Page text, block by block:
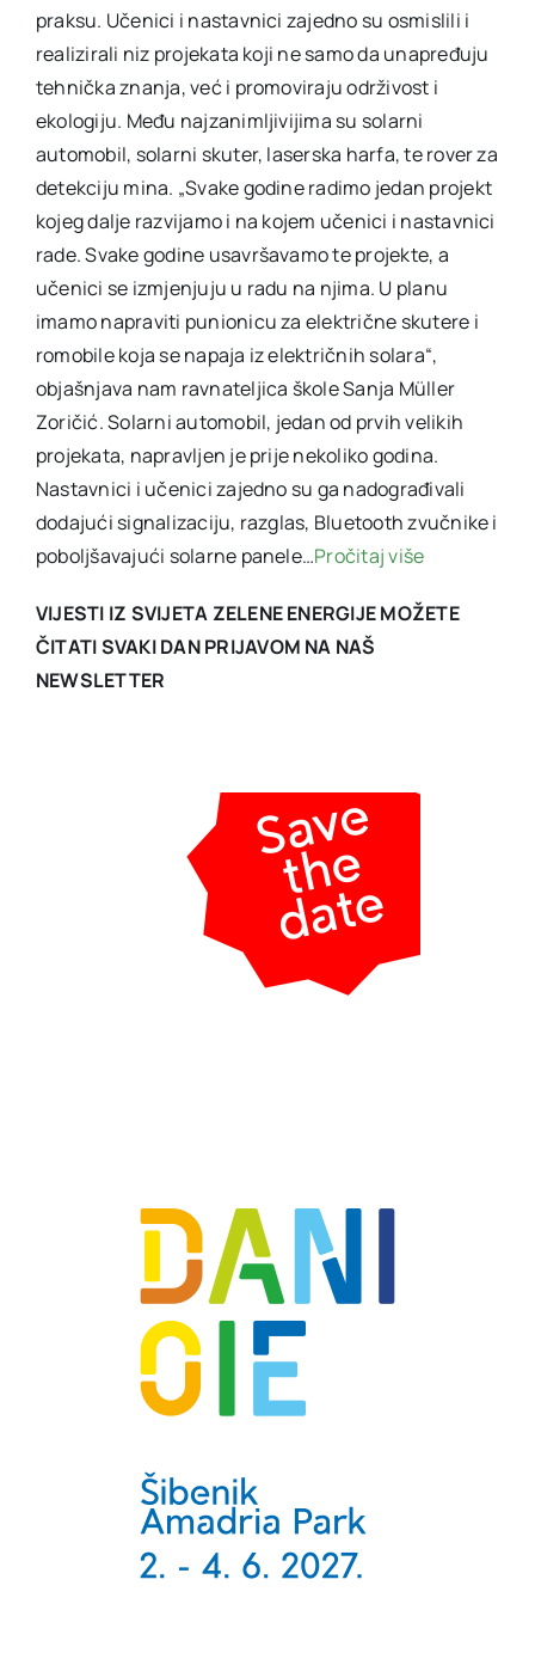
praksu. Učenici i nastavnici zajedno su osmislili i
realizirali niz projekata koji ne samo da unapređuju
tehnička znanja, već i promoviraju održivost i
ekologiju. Među najzanimljivijima su solarni
automobil, solarni skuter, laserska harfa, te rover za
detekciju mina. „Svake godine radimo jedan projekt
kojeg dalje razvijamo i na kojem učenici i nastavnici
rade. Svake godine usavršavamo te projekte, a
učenici se izmjenjuju u radu na njima. U planu
imamo napraviti punionicu za električne skutere i
romobile koja se napaja iz električnih solara“,
objašnjava nam ravnateljica škole Sanja Müller
Zoričić. Solarni automobil, jedan od prvih velikih
projekata, napravljen je prije nekoliko godina.
Nastavnici i učenici zajedno su ga nadograđivali
dodajući signalizaciju, razglas, Bluetooth zvučnike i
poboljšavajući solarne panele…Pročitaj više
VIJESTI IZ SVIJETA ZELENE ENERGIJE MOŽETE
ČITATI SVAKI DAN PRIJAVOM NA NAŠ
NEWSLETTER